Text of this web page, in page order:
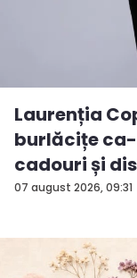
07 august 2026, 09:31
Laurenția
burlăcițe
cadouri și
surp...